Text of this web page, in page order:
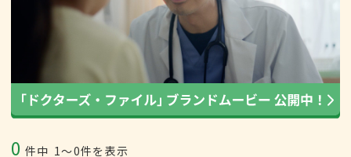
0 件中 1〜0件を表示